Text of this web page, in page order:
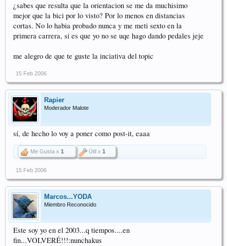
¿sabes que resulta que la orientacion se me da muchisimo
mejor que la bici por lo visto? Por lo menos en distancias
cortas. No lo habia probado nunca y me meti sexto en la
primera carrera, si es que yo no se uqe hago dando pedales jeje
me alegro de que te guste la inciativa del topic
15 Feb 2006
Rapier
Moderador Malote
sí, de hecho lo voy a poner como post-it, eaaa
Me Gusta x 1 Útil x 1
15 Feb 2006
Marcos...YODA
Miembro Reconocido
Este soy yo en el 2003...q tiempos....en
fin...VOLVERÉ!!!:nunchakus